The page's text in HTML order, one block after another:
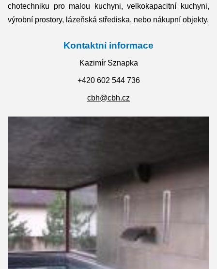
chotechniku pro malou kuchyni, velkokapacitní kuchyni,
výrobní prostory, lázeňská střediska, nebo nákupní objekty.
Kontaktní informace
Kazimír Sznapka
+420 602 544 736
cbh@cbh.cz